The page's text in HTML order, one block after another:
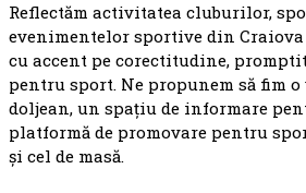
Reflectăm activitatea cluburilor,
evenimentelor sportive din
cu accent pe corectitudine,
pentru sport. Ne propunem să fim
doljean, un spațiu de informare
platformă de promovare pentru
și cel de masă.